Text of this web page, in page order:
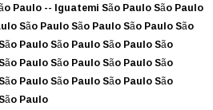
Paulo -- IguatemiSão PauloSão Paulo
São PauloSão PauloSão PauloSão
PauloSão PauloSão PauloSão
PauloSão PauloSão PauloSão
PauloSão PauloSão PauloSão
Paulo